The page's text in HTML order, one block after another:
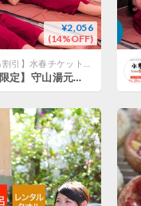
¥2,056
(14%OFF)
【土日祝限定】守山湯元水春 ピエリ守山 岩盤浴お得セット （入浴＋岩盤浴＋レンタルタオル） チケット